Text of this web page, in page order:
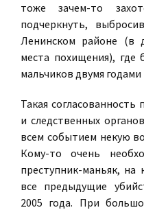
тоже зачем-то
подчеркнуть,
Ленинском районе (в
места похищения), где
мальчиков двумя годами
Такая
и следственных
всем событием некую
Кому-то очень
преступник-маньяк,
все предыдущие
2005 года. При